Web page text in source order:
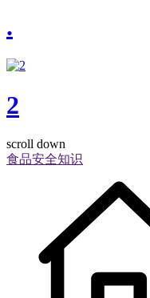
.
2
scroll down
食品安全知识